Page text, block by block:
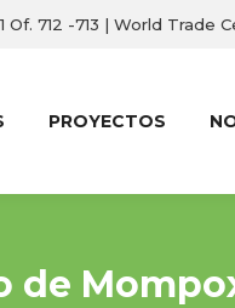
Of. 712 -713 | World Trade
PROYECTOS
de